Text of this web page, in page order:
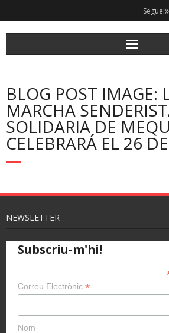
BLOG POST IMAGE:
MARCHA
SOLIDARIA DE
CELEBRARÁ EL 26
NEWSLETTER
Subscriu-m'hi!
Correu Electrònic *
Nom